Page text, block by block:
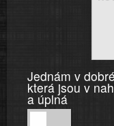
Jednám v
která jsou v
a úplná